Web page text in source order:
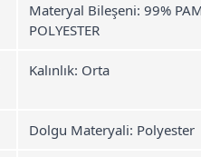
Materyal Bileşeni: 99%
POLYESTER
Kalınlık: Orta
Dolgu Materyali: Polyester